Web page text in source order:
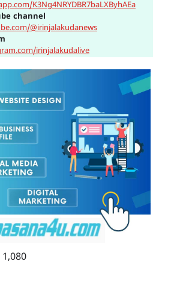
K3Ng4NRYDBR7baLXByhAEa
channel
@irinjalakudanews
irinjalakudalive
1,080